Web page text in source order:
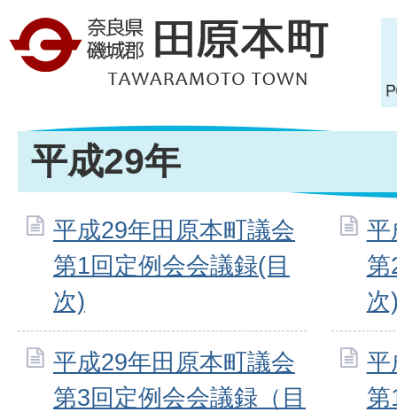
平成29年
平成29年田原本町議会
第1回定例会会議録(目
次)
平
第
次
平成29年田原本町議会
第3回定例会会議録（目
平
第